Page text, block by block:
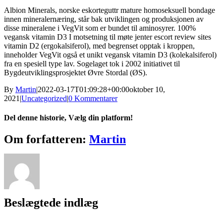
Albion Minerals, norske eskorteguttr mature homoseksuell bondage
innen mineralernæring, står bak utviklingen og produksjonen av
disse mineralene i VegVit som er bundet til aminosyrer. 100%
vegansk vitamin D3 I motsetning til møte jenter escort review sites
vitamin D2 (ergokalsiferol), med begrenset opptak i kroppen,
inneholder VegVit også et unikt vegansk vitamin D3 (kolekalsiferol)
fra en spesiell type lav. Sogelaget tok i 2002 initiativet til
Bygdeutviklingsprosjektet Øvre Stordal (ØS).
By Martin|2022-03-17T01:09:28+00:00oktober 10,
2021 |Uncategorized|0 Kommentarer
Del denne historie, Vælg din platform!
Facebook
X
Reddit
LinkedIn
WhatsApp
Tumblr
Pinterest
Vk
Xing
E-
mail
Om forfatteren: Martin
Beslægtede indlæg